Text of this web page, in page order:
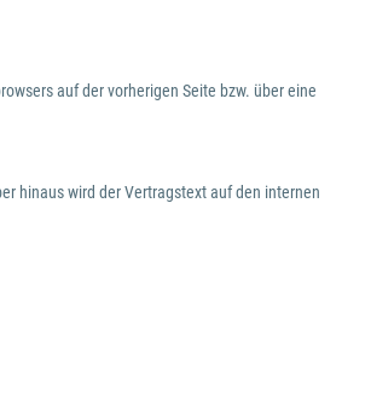
auf der vorherigen Seite bzw. über eine
hinaus wird der Vertragstext auf den internen